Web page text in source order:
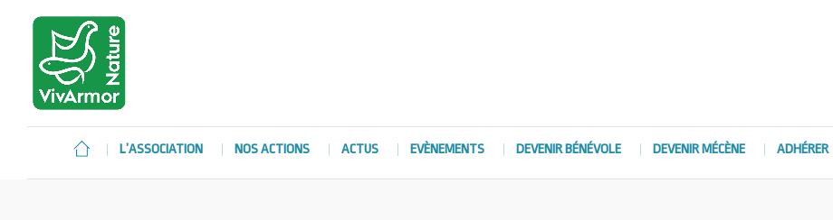
L’ASSOCIATION NOS ACTIONS ACTUS EVÈNEMENTS DEVENIR BÉNÉVOLE DEVENIR MÉCÈNE ADHÉRER